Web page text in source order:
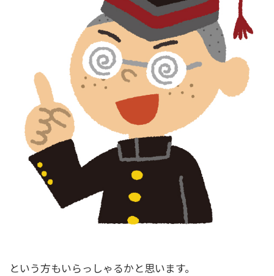
という方もいらっしゃるかと思います。